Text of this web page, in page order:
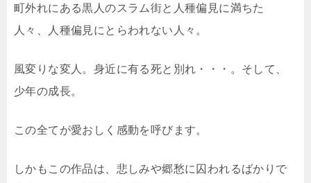
町外れにある黒人のスラム街と人種偏見に満ちた
人々、人種偏見にとらわれない人々。
風変りな変人。身近に有る死と別れ・・・。そして、
少年の成長。
この全てが愛おしく感動を呼びます。
しかもこの作品は、悲しみや郷愁に囚われるばかりで